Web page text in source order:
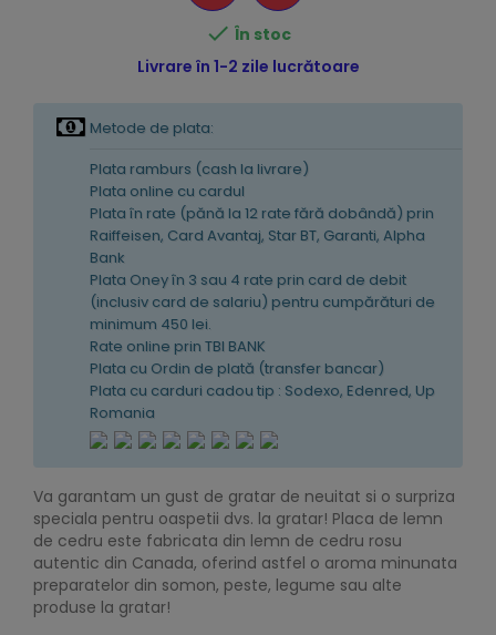
 În stoc
Livrare în 1-2 zile lucrătoare
Metode de plata:
Plata ramburs (cash la livrare)
Plata online cu cardul
Plata în rate (pănă la 12 rate fără dobândă) prin
Raiffeisen, Card Avantaj, Star BT, Garanti, Alpha
Bank
Plata Oney în 3 sau 4 rate prin card de debit
(inclusiv card de salariu) pentru cumpărături de
minimum 450 lei.
Rate online prin TBI BANK
Plata cu Ordin de plată (transfer bancar)
Plata cu carduri cadou tip : Sodexo, Edenred, Up
Romania
Va garantam un gust de gratar de neuitat si o surpriza
speciala pentru oaspetii dvs. la gratar! Placa de lemn
de cedru este fabricata din lemn de cedru rosu
autentic din Canada, oferind astfel o aroma minunata
preparatelor din somon, peste, legume sau alte
produse la gratar!